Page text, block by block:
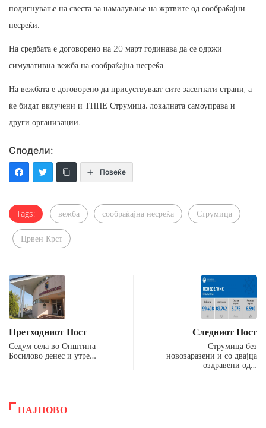
подигнување на свеста за намалување на жртвите од сообраќајни
несреќи.
На средбата е договорено на 20 март годинава да се одржи
симулативна вежба на сообраќајна несреќа.
На вежбата е договорено да присуствуваат сите засегнати страни, а
ќе бидат вклучени и ТППЕ Струмица, локалната самоуправа и
други организации.
Сподели:
Повеќе
Tags: вежба сообраќајна несреќа Струмица
Црвен Крст
Претходниот Пост
Седум села во Општина
Босилово денес и утре…
Следниот Пост
Струмица без
новозаразени и со двајца
оздравени од…
НАЈНОВО